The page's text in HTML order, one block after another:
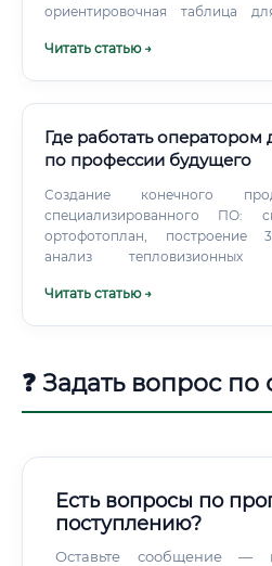
ориентировочная таблица
месяц, до вычета налогов,
успешный проект; участия в прибыли компании;
контрактов по международным
Читать статью →
Где работать
по профессии будущего
Создание конечного
специализированного ПО:
ортофотоплан, построение
анализ тепловизионных
осмотр и чистка БПЛА.
Читать статью →
❓ Задать вопрос
Есть вопросы по
поступлению?
Оставьте сообщение —